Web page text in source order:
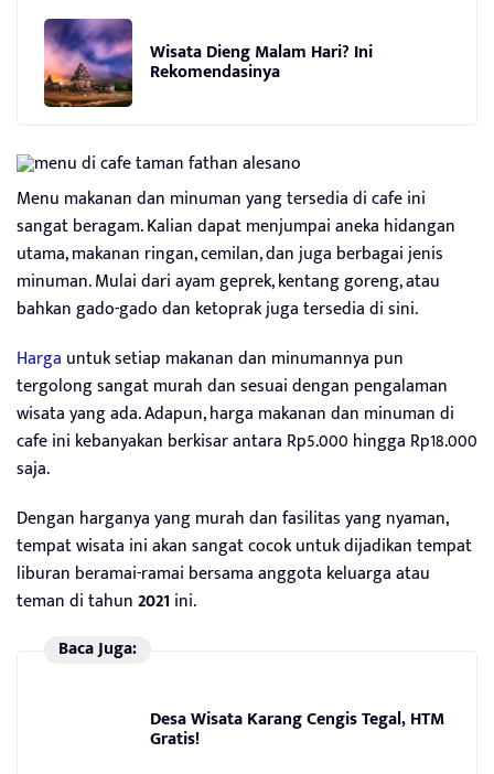
Wisata Dieng Malam Hari? Ini
Rekomendasinya
Menu makanan dan minuman yang tersedia di cafe ini
sangat beragam. Kalian dapat menjumpai aneka hidangan
utama, makanan ringan, cemilan, dan juga berbagai jenis
minuman. Mulai dari ayam geprek, kentang goreng, atau
bahkan gado-gado dan ketoprak juga tersedia di sini.
Harga untuk setiap makanan dan minumannya pun
tergolong sangat murah dan sesuai dengan pengalaman
wisata yang ada. Adapun, harga makanan dan minuman di
cafe ini kebanyakan berkisar antara Rp5.000 hingga Rp18.000
saja.
Dengan harganya yang murah dan fasilitas yang nyaman,
tempat wisata ini akan sangat cocok untuk dijadikan tempat
liburan beramai-ramai bersama anggota keluarga atau
teman di tahun2021 ini.
Baca Juga:
Desa Wisata Karang Cengis Tegal, HTM
Gratis!